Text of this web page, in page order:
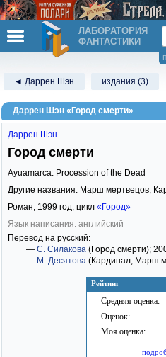
ЛАБОРАТОРИЯ
ФАНТАСТИКИ
◄ Даррен Шэн издания (3)
Даррен Шэн «Город смерти»
Рейтинг
Средняя оценка:
Оценок:
Моя оценка:
Даррен Шэн
Город смерти
Ayuamarca: Procession of the Dead
Другие названия: Марш мертвецов;
Роман, 1999 год; цикл «Город»
Язык написания: английский
Перевод на русский:
— С. Силакова (Город смерти);
— М. Десятова (Кардинал; Марш